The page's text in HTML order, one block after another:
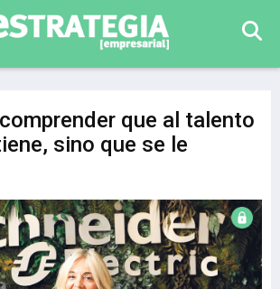
que al talento
sino que se le